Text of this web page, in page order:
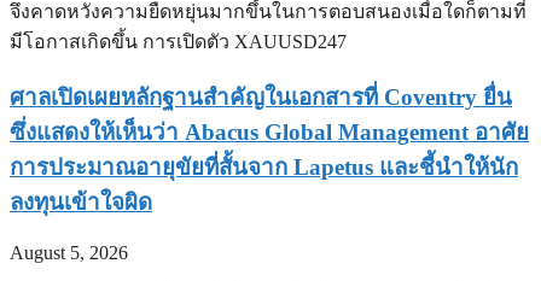
จึงคาดหวังความยืดหยุ่นมากขึ้นในการตอบสนองเมื่อใดก็ตามที่
มีโอกาสเกิดขึ้น การเปิดตัว XAUUSD247
ศาลเปิดเผยหลักฐานสำคัญในเอกสารที่ Coventry ยื่น
ซึ่งแสดงให้เห็นว่า Abacus Global Management อาศัย
การประมาณอายุขัยที่สั้นจาก Lapetus และชี้นำให้นัก
ลงทุนเข้าใจผิด
August 5, 2026